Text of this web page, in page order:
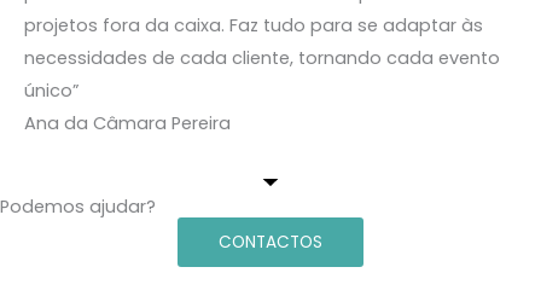
projetos fora da caixa. Faz tudo para se adaptar às
necessidades de cada cliente, tornando cada evento
único”
Ana da Câmara Pereira
Podemos ajudar?
CONTACTOS